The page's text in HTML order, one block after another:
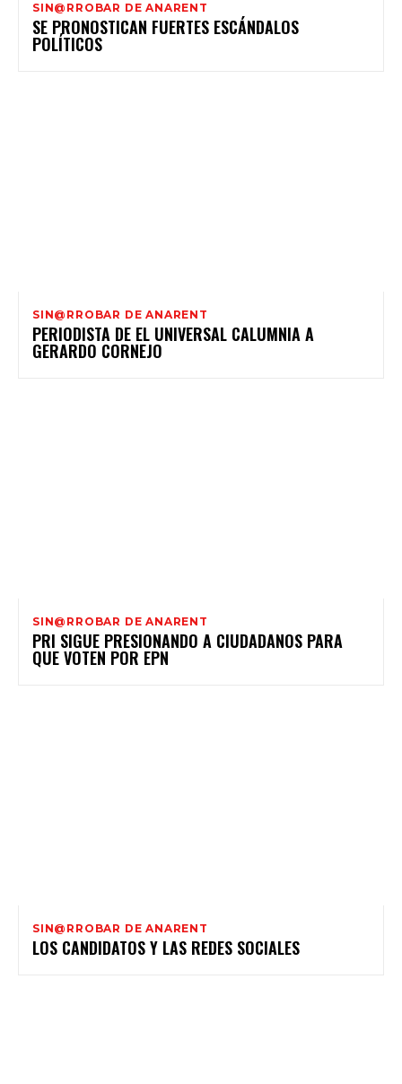
SIN@RROBAR DE ANARENT
SE PRONOSTICAN FUERTES ESCÁNDALOS
POLÍTICOS
SIN@RROBAR DE ANARENT
PERIODISTA DE EL UNIVERSAL CALUMNIA A
GERARDO CORNEJO
SIN@RROBAR DE ANARENT
PRI SIGUE PRESIONANDO A CIUDADANOS PARA
QUE VOTEN POR EPN
SIN@RROBAR DE ANARENT
LOS CANDIDATOS Y LAS REDES SOCIALES